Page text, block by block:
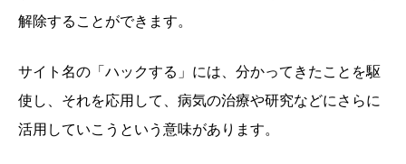
解除することができます。
サイト名の「ハックする」には、分かってきたことを駆
使し、それを応用して、病気の治療や研究などにさらに
活用していこうという意味があります。